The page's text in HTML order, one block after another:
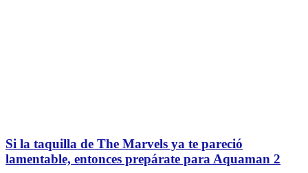
Si la taquilla de The Marvels ya te pareció
lamentable, entonces prepárate para Aquaman 2